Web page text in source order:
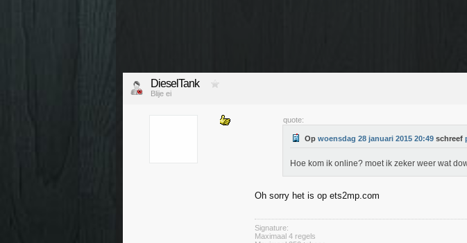
DieselTank
Blije ei
quote:
Op woensdag 28 januari 2015 20:49 schreef
Hoe kom ik online? moet ik zeker weer wat
Oh sorry het is op ets2mp.com
Signature:
Maximaal 4 regels